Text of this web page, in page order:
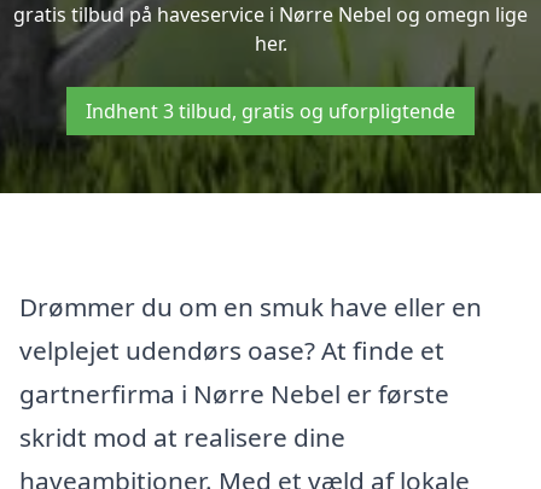
gratis tilbud på haveservice i Nørre Nebel og omegn lige
her.
Indhent 3 tilbud, gratis og uforpligtende
Drømmer du om en smuk have eller en
velplejet udendørs oase? At finde et
gartnerfirma i Nørre Nebel er første
skridt mod at realisere dine
haveambitioner. Med et væld af lokale